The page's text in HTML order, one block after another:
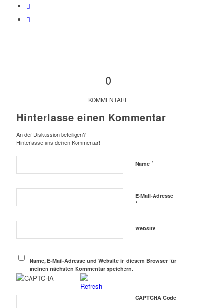
0
KOMMENTARE
Hinterlasse einen Kommentar
An der Diskussion beteiligen?
Hinterlasse uns deinen Kommentar!
Name *
E-Mail-Adresse
*
Website
Name, E-Mail-Adresse und Website in diesem Browser für
meinen nächsten Kommentar speichern.
CAPTCHA Code